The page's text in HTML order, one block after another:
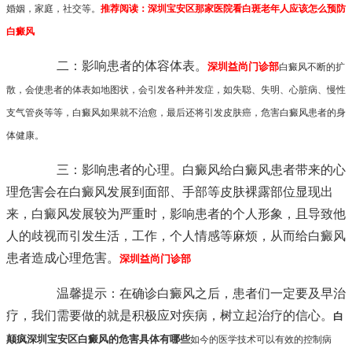
婚姻，家庭，社交等。 推荐阅读： 深圳宝安区那家医院看白斑老年人应该怎么预防
白癜风
二：影响患者的体容体表。 深圳益尚门诊部白癜风不断的扩
散，会使患者的体表如地图状，会引发各种并发症，如失聪、失明、心脏病、慢性
支气管炎等等，白癜风如果就不治愈，最后还将引发皮肤癌，危害白癜风患者的身
体健康。
三：影响患者的心理。白癜风给白癜风患者带来的心
理危害会在白癜风发展到面部、手部等皮肤裸露部位显现出
来，白癜风发展较为严重时，影响患者的个人形象，且导致他
人的歧视而引发生活，工作，个人情感等麻烦，从而给白癜风
患者造成心理危害。 深圳益尚门诊部
温馨提示：在确诊白癜风之后，患者们一定要及早治
疗，我们需要做的就是积极应对疾病，树立起治疗的信心。
白
颠疯深圳宝安区白癜风的危害具体有哪些如今的医学技术可以有效的控制病